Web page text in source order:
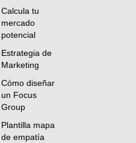
Calcula tu
mercado
potencial
Estrategia de
Marketing
Cómo diseñar
un Focus
Group
Plantilla mapa
de empatía